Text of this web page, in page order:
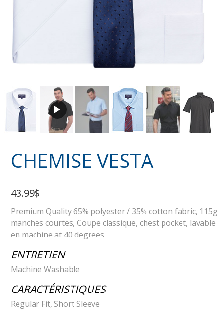
CHEMISE VESTA
43.99$
Premium Quality 65% polyester / 35% cotton fabric, 115g
manches courtes, Coupe classique, chest pocket, lavable
en machine at 40 degrees
ENTRETIEN
Machine Washable
CARACTÉRISTIQUES
Regular Fit, Short Sleeve